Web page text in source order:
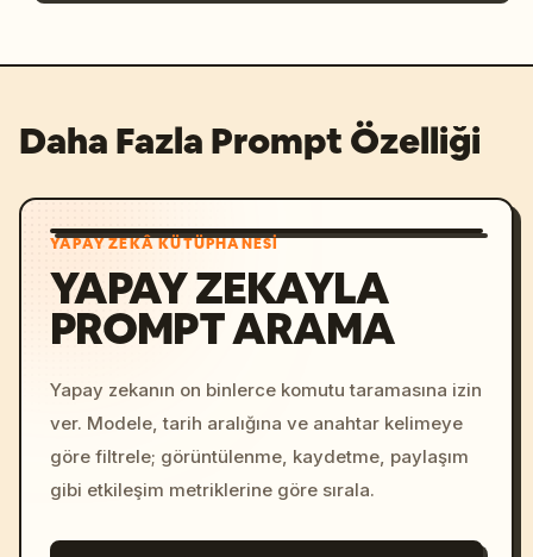
Daha Fazla Prompt Özelliği
YAPAY ZEKÂ KÜTÜPHANESI
YAPAY ZEKAYLA
PROMPT ARAMA
Yapay zekanın on binlerce komutu taramasına izin
ver. Modele, tarih aralığına ve anahtar kelimeye
göre filtrele; görüntülenme, kaydetme, paylaşım
gibi etkileşim metriklerine göre sırala.